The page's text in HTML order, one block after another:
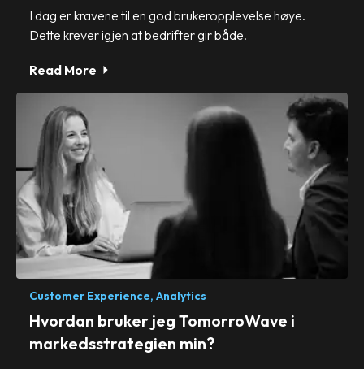
I dag er kravene til en god brukeropplevelse høye.
Dette krever igjen at bedrifter gir både.
Read More
Customer Experience, Analytics
Hvordan bruker jeg TomorroWave i
markedsstrategien min?